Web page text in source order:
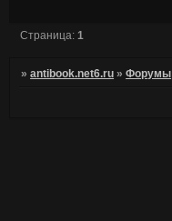
Страница:1
»antibook.net6.ru »Форумы